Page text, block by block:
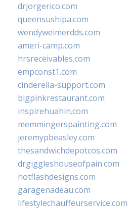
drjorgerico.com
queensushipa.com
wendyweimerdds.com
ameri-camp.com
hrsreceivables.com
empconst1.com
cinderella-support.com
bigpinkrestaurant.com
inspirehuahin.com
memmingerspainting.com
jeremypbeasley.com
thesandwichdepotcos.com
drgiggleshouseofpain.com
hotflashdesigns.com
garagenadeau.com
lifestylechauffeurservice.com